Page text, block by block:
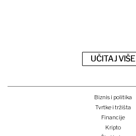
UČITAJ VIŠE
Biznis i politika
Tvrtke i tržišta
Financije
Kripto